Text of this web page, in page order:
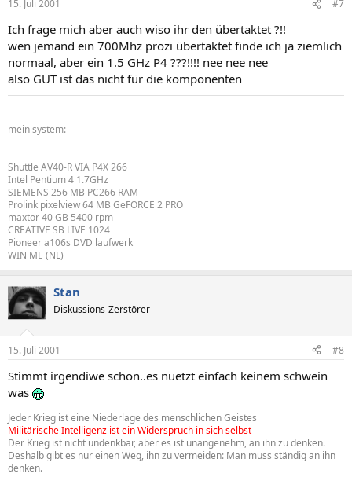
15. Juli 2001 #7
Ich frage mich aber auch wiso ihr den übertaktet ?!!
wen jemand ein 700Mhz prozi übertaktet finde ich ja ziemlich
normaal, aber ein 1.5 GHz P4 ???!!!! nee nee nee
also GUT ist das nicht für die komponenten
------------------------------------------
mein system:
Shuttle AV40-R VIA P4X 266
Intel Pentium 4 1.7GHz
SIEMENS 256 MB PC266 RAM
Prolink pixelview 64 MB GeFORCE 2 PRO
maxtor 40 GB 5400 rpm
CREATIVE SB LIVE 1024
Pioneer a106s DVD laufwerk
WIN ME (NL)
Stan
Diskussions-Zerstörer
15. Juli 2001 #8
Stimmt irgendiwe schon..es nuetzt einfach keinem schwein
was
Jeder Krieg ist eine Niederlage des menschlichen Geistes
Militärische Intelligenz ist ein Widerspruch in sich selbst
Der Krieg ist nicht undenkbar, aber es ist unangenehm, an ihn zu denken.
Deshalb gibt es nur einen Weg, ihn zu vermeiden: Man muss ständig an ihn
denken.